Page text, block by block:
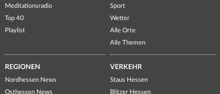
Meditationsradio
Top 40
Playlist
Sport
Wetter
Alle Orte
Alle Themen
REGIONEN
Nordhessen News
Osthessen News
VERKEHR
Staus Hessen
Blitzer Hessen